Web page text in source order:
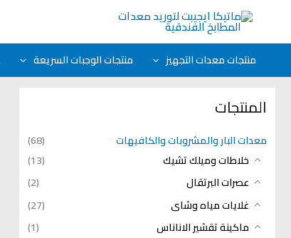
المحتوى
منتجات معدات التجهيز منتجات الوجبات السريعة
المنتجات
معدات البار والمشروبات والكافيهات
(68)
خلاطات وميلك تشيك
(13)
عصرات البرتقال
(2)
غلايات مياه وشاى
(27)
ماكينة تقشير الاناناس
(1)